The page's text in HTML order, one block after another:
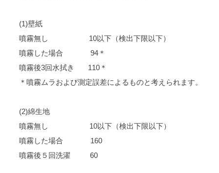
(1)壁紙
噴霧無し 10以下（検出下限以下）
噴霧した場合 94＊
噴霧後3回水拭き 110＊
＊噴霧ムラおよび測定誤差によるものと考えられます。
(2)綿生地
噴霧無し 10以下（検出下限以下）
噴霧した場合 160
噴霧後５回洗濯 60